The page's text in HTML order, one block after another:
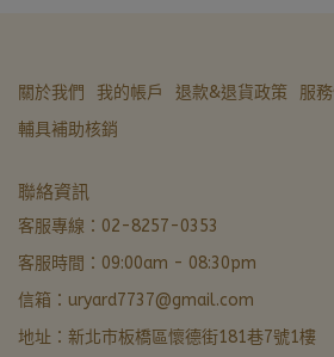
關於我們 我的帳戶 退款&退貨政策
服
輔具補助核銷
聯絡資訊
客服專線：02-8257-0353
客服時間：09:00am - 08:30pm
信箱：uryard7737@gmail.com
地址：新北市板橋區懷德街181巷7號1樓
最快回覆